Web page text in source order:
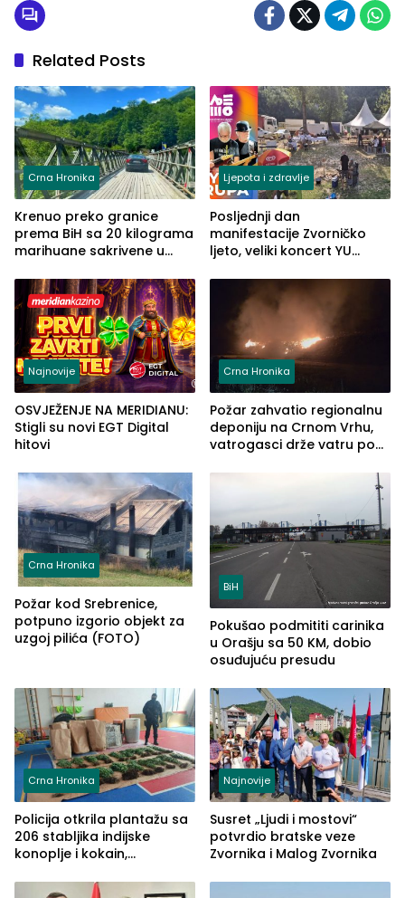
Related Posts
Crna Hronika
Krenuo preko granice
prema BiH sa 20 kilograma
marihuane sakrivene u
Ljepota i zdravlje
Posljednji dan
manifestacije Zvorničko
ljeto, veliki koncert YU
ove godine
Najnovije
OSVJEŽENJE NA MERIDIANU:
Stigli su novi EGT Digital
hitovi
Crna Hronika
Požar zahvatio regionalnu
deponiju na Crnom Vrhu,
vatrogasci drže vatru pod
Crna Hronika
Požar kod Srebrenice,
potpuno izgorio objekt za
uzgoj pilića (FOTO)
BiH
Pokušao podmititi carinika
u Orašju sa 50 KM, dobio
osuđujuću presudu
Crna Hronika
Policija otkrila plantažu sa
206 stabljika indijske
konoplje i kokain,
(FOTO)
Najnovije
Susret „Ljudi i mostovi“
potvrdio bratske veze
Zvornika i Malog Zvornika